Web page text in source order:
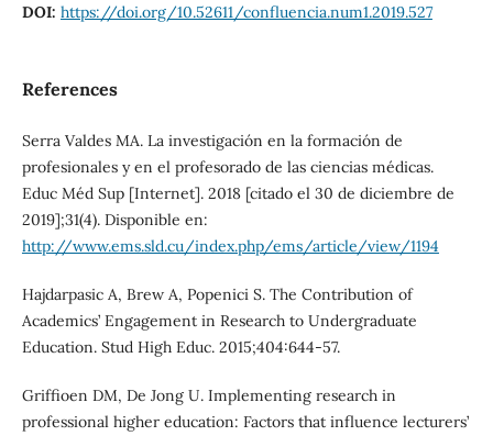
DOI: https://doi.org/10.52611/confluencia.num1.2019.527
References
Serra Valdes MA. La investigación en la formación de
profesionales y en el profesorado de las ciencias médicas.
Educ Méd Sup [Internet]. 2018 [citado el 30 de diciembre de
2019];31(4). Disponible en:
http://www.ems.sld.cu/index.php/ems/article/view/1194
Hajdarpasic A, Brew A, Popenici S. The Contribution of
Academics’ Engagement in Research to Undergraduate
Education. Stud High Educ. 2015;404:644-57.
Griffioen DM, De Jong U. Implementing research in
professional higher education: Factors that influence lecturers’